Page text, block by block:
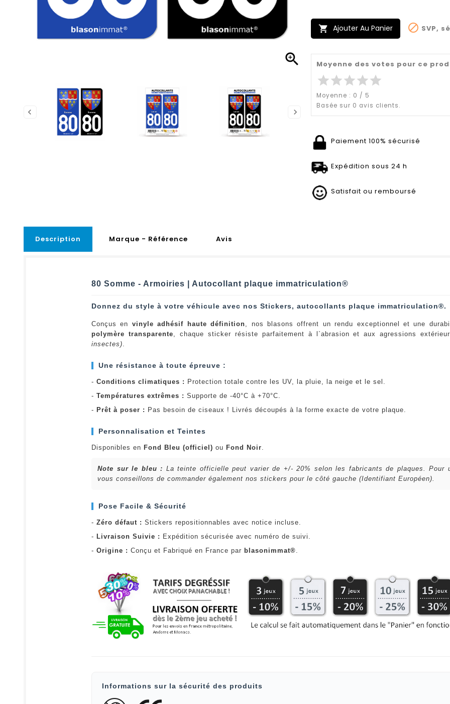

 Ajouter Au Panier  SVP,
Moyenne des votes pour ce
starstarstarstarstar
Moyenne : 0 / 5
Basée sur 0 avis clients.
Paiement 100% sécurisé
Expédition sous 24 h
Satisfait ou remboursé
Description Marque - Référence Avis
80 Somme - Armoiries | Autocollant plaque immatriculation®
Donnez du style à votre véhicule avec nos Stickers, autocollants plaque immatriculation®.
Conçus en vinyle adhésif haute définition , nos blasons offrent un rendu exceptionnel et une
polymère transparente , chaque sticker résiste parfaitement à l`abrasion et aux agressions
insectes)
Une résistance à toute épreuve :
- Conditions climatiques : Protection totale contre les UV, la pluie, la neige et le sel.
- Températures extrêmes : Supporte de -40°C à +70°C.
- Prêt à poser : Pas besoin de ciseaux ! Livrés découpés à la forme exacte de votre plaque.
Personnalisation et Teintes
Disponibles en Fond Bleu (officiel) ou Fond Noir
Note sur le bleu : La teinte officielle peut varier de +/- 20% selon les fabricants de plaques. Pour
vous conseillons de commander également nos stickers pour le côté gauche (Identifiant Européen).
Pose Facile & Sécurité
- Zéro défaut : Stickers repositionnables avec notice incluse.
- Livraison Suivie : Expédition sécurisée avec numéro de suivi.
- Origine : Conçu et Fabriqué en France par blasonimmat®
Informations sur la sécurité des produits